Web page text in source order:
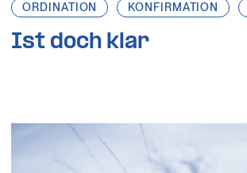
ORDINATION KONFIRMATION
Ist doch klar